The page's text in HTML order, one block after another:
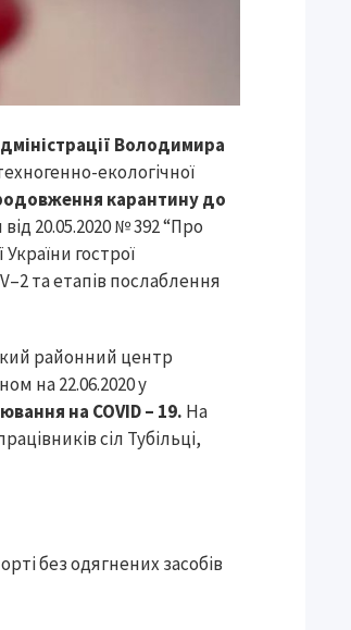
Володимира
екологічної
карантину до
20.05.2020 № 392 “Про
гострої
та етапів послаблення
районний центр
на 22.06.2020 у
на COVID – 19. На
сіл Тубільці,
без одягнених засобів